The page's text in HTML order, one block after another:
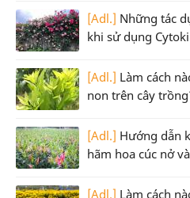
[Adl.] Những tác
khi sử dụng
[Adl.] Làm cách
non trên cây
[Adl.] Hướng dẫn
hãm hoa cúc nở
[Adl.] Làm cách